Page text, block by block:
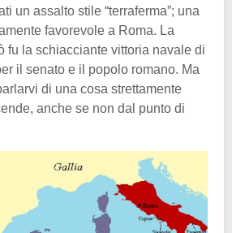
un assalto stile “terraferma”; una
favorevole a Roma. La
fu la schiacciante vittoria navale di
il senato e il popolo romano. Ma
di una cosa strettamente
anche se non dal punto di